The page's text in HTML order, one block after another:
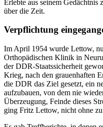
Erlebte aus seinem Gedächtnis
über die Zeit.
Verpflichtung
Im April 1954 wurde Lettow,
Orthopädischen Klinik in
der DDR-Staatssicherheit
Krieg, nach den grauenhaften
die DDR das Ziel gesetzt, ein
aufzubauen, von dem nie
Überzeugung, Feinde dieses
ging Fritz Lettow, nicht ohne